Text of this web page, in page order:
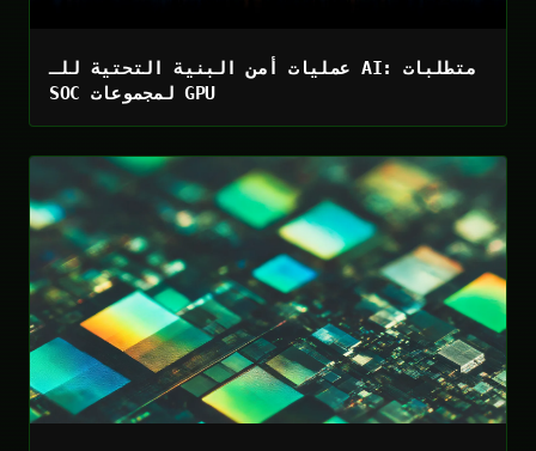
عمليات أمن البنية التحتية للـ AI: متطلبات
SOC لمجموعات GPU